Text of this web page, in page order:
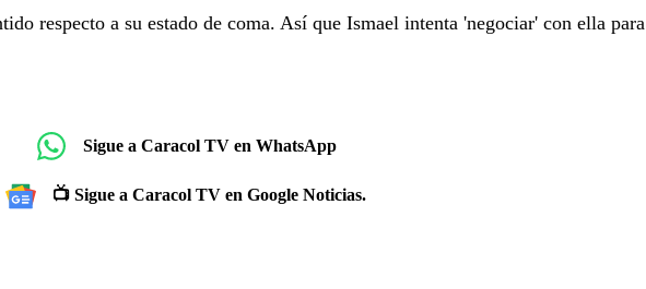
respecto a su estado de coma. Así que Ismael intenta 'negociar' con ella para
Sigue a Caracol TV en WhatsApp
📺 Sigue a Caracol TV en Google Noticias.